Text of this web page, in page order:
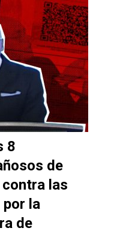
8
de
las
la
de